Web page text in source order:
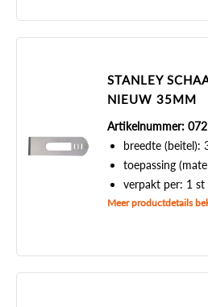
STANLEY
NIEUW 35MM
Artikelnummer:
breedte (beitel):
toepassing
verpakt per: 1 st
Meer productdetails